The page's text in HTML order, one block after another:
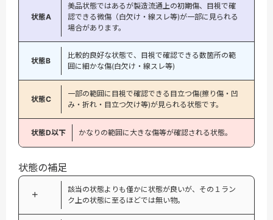
状態A
美品状態ではあるが製造流通上の初期傷、目視で確
認できる微傷（白欠け・線スレ等)が一部に見られる
場合があります。
状態B
比較的良好な状態で、目視で確認できる数箇所の範
囲に細かな傷(白欠け・線スレ等)
状態C
一部の範囲に目視で確認できる目立つ傷(擦り傷・凹
み・折れ・目立つ欠け等)が見られる状態です。
状態D以下 かなりの範囲に大きな傷等が確認される状態。
状態の補足
＋
該当の状態よりも僅かに状態が良いが、その１ラン
ク上の状態に至るほどでは無い物。